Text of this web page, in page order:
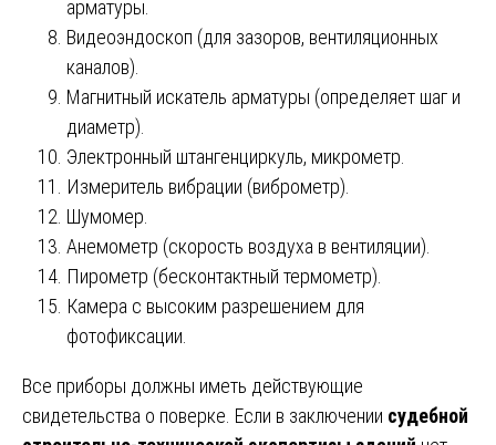
арматуры.
Видеоэндоскоп (для зазоров, вентиляционных
каналов).
Магнитный искатель арматуры (определяет шаг и
диаметр).
Электронный штангенциркуль, микрометр.
Измеритель вибрации (виброметр).
Шумомер.
Анемометр (скорость воздуха в вентиляции).
Пирометр (бесконтактный термометр).
Камера с высоким разрешением для
фотофиксации.
Все приборы должны иметь действующие
свидетельства о поверке. Если в заключении судебной